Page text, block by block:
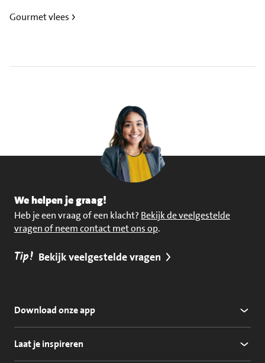
Gourmet vlees
We helpen je graag!
Heb je een vraag of een klacht? Bekijk de veelgestelde
vragen of neem contact met ons op.
Tip! Bekijk veelgestelde vragen
Download onze app
Laat je inspireren